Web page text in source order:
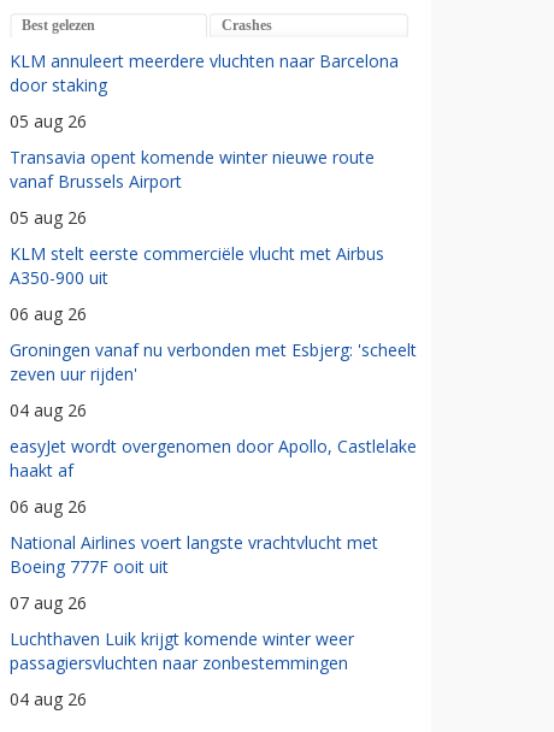
Best gelezen Crashes
KLM annuleert meerdere vluchten naar Barcelona
door staking
05 aug 26
Transavia opent komende winter nieuwe route
vanaf Brussels Airport
05 aug 26
KLM stelt eerste commerciële vlucht met Airbus
A350-900 uit
06 aug 26
Groningen vanaf nu verbonden met Esbjerg: 'scheelt
zeven uur rijden'
04 aug 26
easyJet wordt overgenomen door Apollo, Castlelake
haakt af
06 aug 26
National Airlines voert langste vrachtvlucht met
Boeing 777F ooit uit
07 aug 26
Luchthaven Luik krijgt komende winter weer
passagiersvluchten naar zonbestemmingen
04 aug 26